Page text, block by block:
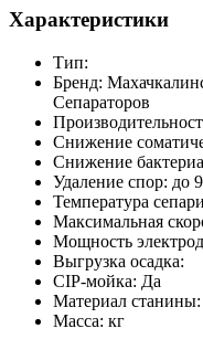
Характеристики
Тип:
Бренд:
Сепараторов
Снижение
Снижение
Удаление спор: до
Температура
Максимальная
Мощность
Выгрузка осадка:
CIP-мойка: Да
Материал
Масса: кг